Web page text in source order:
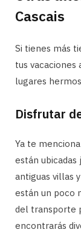
Cascais
Si tienes más
tus vacaciones
lugares
Disfrutar
Ya te
están
antiguas villas
están un poco
del transporte
encontrarás